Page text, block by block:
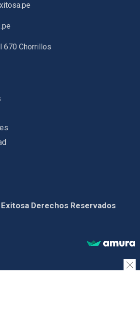
670 Chorrillos
Derechos Reservados